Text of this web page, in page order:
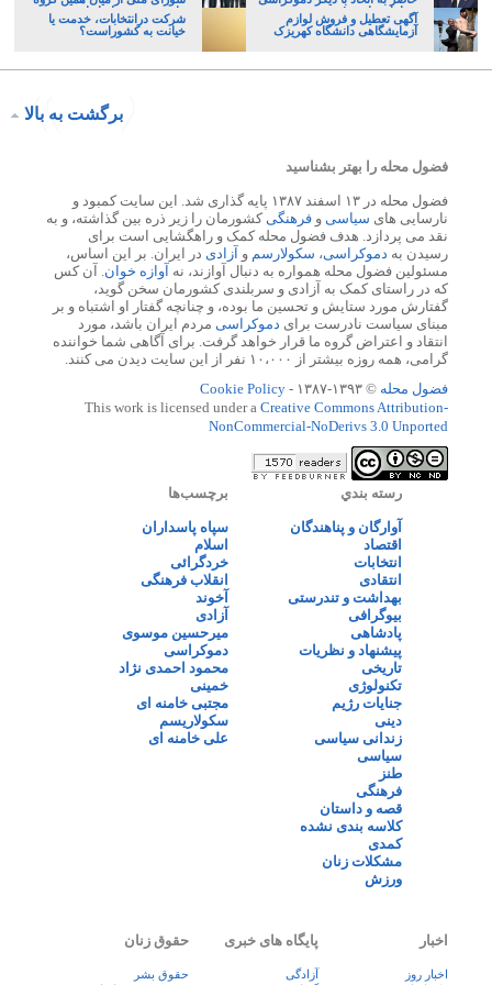
خواهان نباشیم!
های پر عیب و ایراد است
آگهی تعطیل و فروش لوازم
آزمایشگاهی دانشگاه کهریزک
شرکت درانتخابات، خدمت یا
خیانت به کشوراست؟
برگشت به بالا
فضول محله را بهتر بشناسید
فضول محله در ۱۳ اسفند ۱۳۸۷ پایه گذاری شد. این سایت کمبود و
نارسایی های سیاسی و فرهنگیکشورمان را زیر ذره بین گذاشته، و به
نقد می پردازد. هدف فضول محله کمک و راهگشایی است برای
رسیدن به دموکراسی، سکولارسم و آزادی در ایران. بر این اساس،
مسئولین فضول محله همواره به دنبال آوازند، نه آوازه خوان. آن کس
که در راستای کمک به آزادی و سربلندی کشورمان سخن گوید،
گفتارش مورد ستایش و تحسین ما بوده، و چنانچه گفتار او اشتباه و بر
مبنای سیاست نادرست برای دموکراسی مردم ایران باشد، مورد
انتقاد و اعتراض گروه ما قرار خواهد گرفت. برای آگاهی شما خواننده
گرامی، همه روزه بیشتر از ۱۰،۰۰۰ نفر از این سایت دیدن می کنند.
فضول محله © ۱۳۹۳-۱۳۸۷ -
Cookie Policy
This work is licensed under a Creative Commons Attribution-
NonCommercial-NoDerivs 3.0 Unported
رسته بندي
آوارگان و پناهندگان
اقتصاد
انتخابات
انتقادی
بهداشت و تندرستی
بیوگرافی
پادشاهی
پیشنهاد و نظریات
تاریخی
تکنولوژی
جنایات رژیم
دینی
زندانی سیاسی
سیاسی
طنز
فرهنگی
قصه و داستان
کلاسه بندی نشده
کمدی
مشکلات زنان
ورزش
برچسب‌ها
سپاه پاسداران
اسلام
خردگرائی
انقلاب فرهنگی
آخوند
آزادی
میرحسین موسوی
دموکراسی
محمود احمدی نژاد
خمینی
مجتبی خامنه ای
سکولاریسم
علی خامنه ای
اخبار
اخبار روز
پایگاه های خبری
آزادگی
حقوق زنان
حقوق بشر